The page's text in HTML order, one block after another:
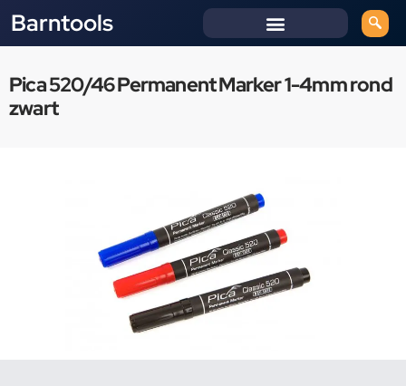
Barntools
Pica 520/46 Permanent Marker 1-4mm rond
zwart